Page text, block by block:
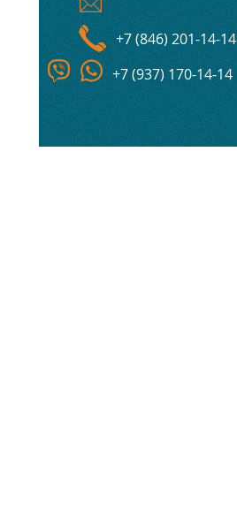
+7 (846) 201-14-14
+7 (937) 170-14-14